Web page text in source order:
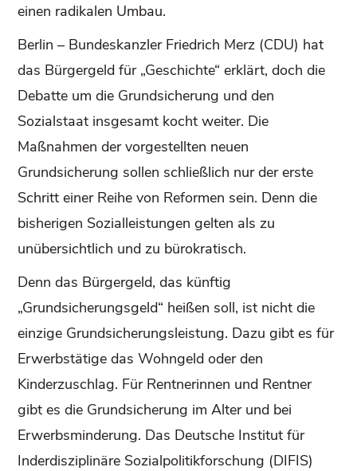
einen radikalen Umbau.
Berlin – Bundeskanzler Friedrich Merz (CDU) hat
das Bürgergeld für „Geschichte“ erklärt, doch die
Debatte um die Grundsicherung und den
Sozialstaat insgesamt kocht weiter. Die
Maßnahmen der vorgestellten neuen
Grundsicherung sollen schließlich nur der erste
Schritt einer Reihe von Reformen sein. Denn die
bisherigen Sozialleistungen gelten als zu
unübersichtlich und zu bürokratisch.
Denn das Bürgergeld, das künftig
„Grundsicherungsgeld“ heißen soll, ist nicht die
einzige Grundsicherungsleistung. Dazu gibt es für
Erwerbstätige das Wohngeld oder den
Kinderzuschlag. Für Rentnerinnen und Rentner
gibt es die Grundsicherung im Alter und bei
Erwerbsminderung. Das Deutsche Institut für
Inderdisziplinäre Sozialpolitikforschung (DIFIS)